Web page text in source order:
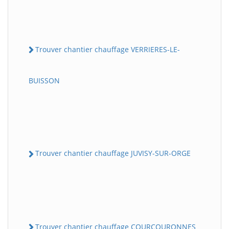
Trouver chantier chauffage VERRIERES-LE-
BUISSON
Trouver chantier chauffage JUVISY-SUR-ORGE
Trouver chantier chauffage COURCOURONNES